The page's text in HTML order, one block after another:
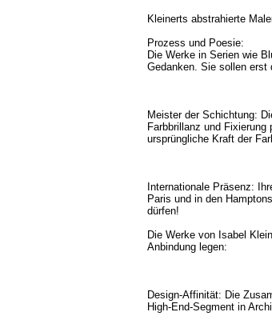
Kleinerts abstrahierte
Prozess und Poesie:
Die Werke in Serien wie
Gedanken. Sie sollen erst
Meister der Schichtung:
Farbbrillanz und
ursprüngliche Kraft der
Internationale Präsenz:
Paris und in den
dürfen!
Die Werke von Isabel
Anbindung legen:
Design-Affinität: Die
High-End-Segment in